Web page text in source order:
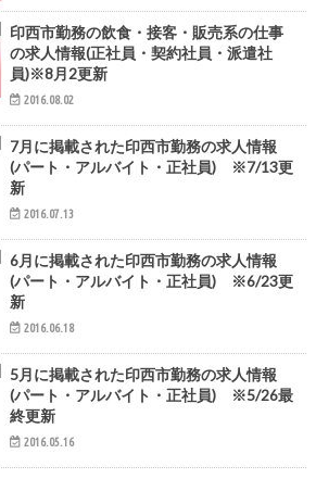
印西市勤務の飲食・接客・販売系の仕事
の求人情報(正社員・契約社員・派遣社
員)※8月2更新
2016.08.02
7月に掲載された印西市勤務の求人情報
(パート・アルバイト・正社員) ※7/13更
新
2016.07.13
6月に掲載された印西市勤務の求人情報
(パート・アルバイト・正社員) ※6/23更
新
2016.06.18
5月に掲載された印西市勤務の求人情報
(パート・アルバイト・正社員) ※5/26最
終更新
2016.05.16